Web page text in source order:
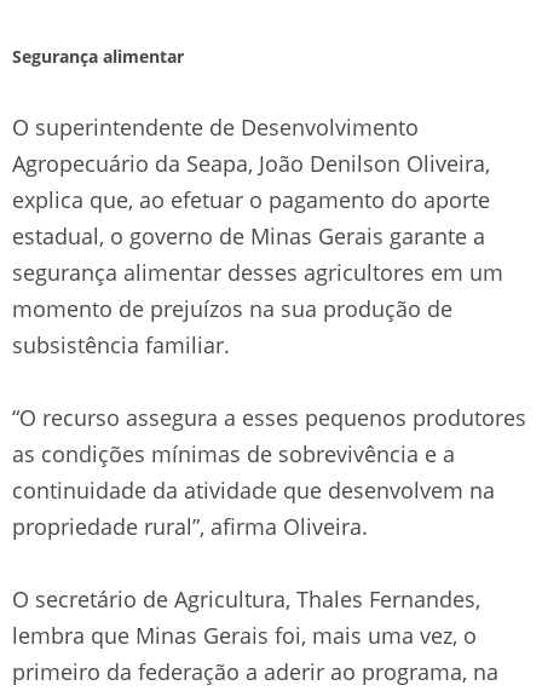
Segurança alimentar
O superintendente de Desenvolvimento
Agropecuário da Seapa, João Denilson Oliveira,
explica que, ao efetuar o pagamento do aporte
estadual, o governo de Minas Gerais garante a
segurança alimentar desses agricultores em um
momento de prejuízos na sua produção de
subsistência familiar.
“O recurso assegura a esses pequenos produtores
as condições mínimas de sobrevivência e a
continuidade da atividade que desenvolvem na
propriedade rural”, afirma Oliveira.
O secretário de Agricultura, Thales Fernandes,
lembra que Minas Gerais foi, mais uma vez, o
primeiro da federação a aderir ao programa, na